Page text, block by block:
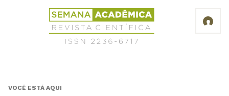
Revista
Científica
Semana
6717
Back
VOCÊ ESTÁ AQUI